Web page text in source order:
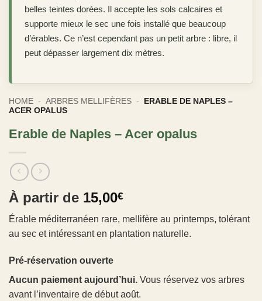
belles teintes dorées. Il accepte les sols calcaires et
supporte mieux le sec une fois installé que beaucoup
d’érables. Ce n’est cependant pas un petit arbre : libre, il
peut dépasser largement dix mètres.
HOME - ARBRES MELLIFÈRES -
ERABLE DE NAPLES –
ACER OPALUS
Erable de Naples – Acer opalus
À partir de 15,00€
Érable méditerranéen rare, mellifère au printemps, tolérant
au sec et intéressant en plantation naturelle.
Pré-réservation ouverte
Aucun paiement aujourd’hui. Vous réservez vos arbres
avant l’inventaire de début août.